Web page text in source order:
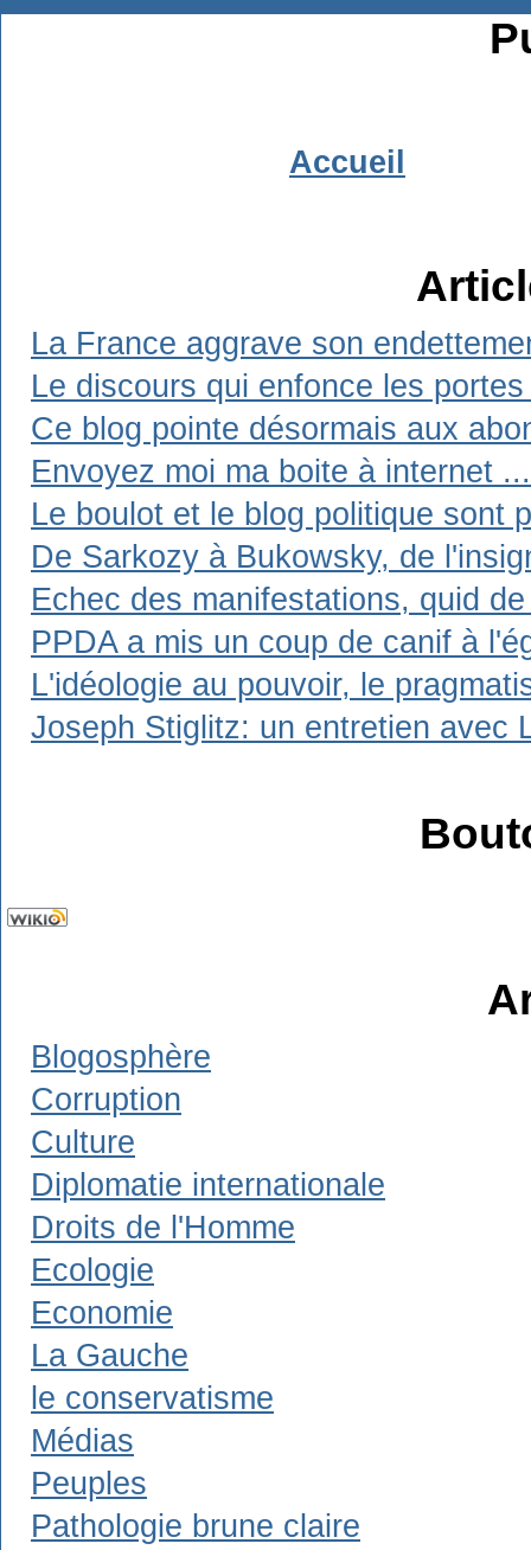
Accueil
La France aggrave son
Le discours qui enfonce les
Ce blog pointe désormais aux
Envoyez moi ma boite à internet
Le boulot et le blog politique sont
De Sarkozy à Bukowsky, de
Echec des manifestations, quid
PPDA a mis un coup de canif à
L'idéologie au pouvoir, le
Joseph Stiglitz: un entretien avec
Blogosphère
Corruption
Culture
Diplomatie internationale
Droits de l'Homme
Ecologie
Economie
La Gauche
le conservatisme
Médias
Peuples
Pathologie brune claire